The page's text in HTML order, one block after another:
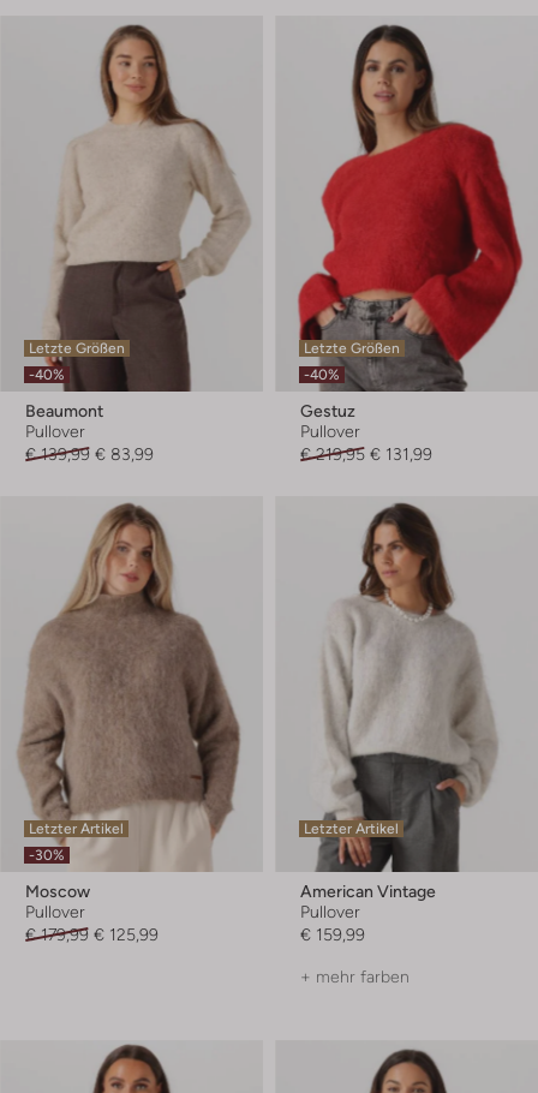
Letzte Größen
-40%
Beaumont
Pullover
€ 139,99 € 83,99
Letzte Größen
-40%
Gestuz
Pullover
€ 219,95 € 131,99
Letzter Artikel
-30%
Moscow
Pullover
€ 179,99 € 125,99
Letzter Artikel
American Vintage
Pullover
€ 159,99
+ mehr farben